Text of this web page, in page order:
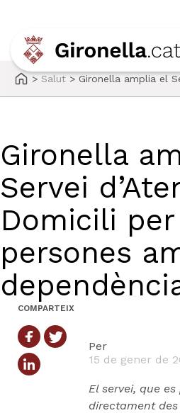
> Salut > Gironella amplia el
Gironella
Servei
Domicili
persones
COMPARTEIX
Per
15 de gener de
El servei, que
directament des